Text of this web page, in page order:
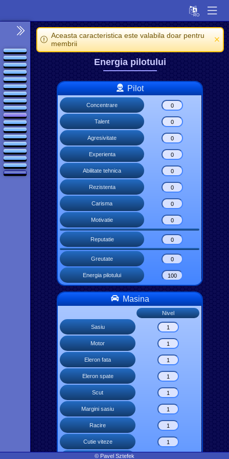
Aceasta caracteristica este valabila doar pentru
membrii
Energia pilotului
Pilot
Concentrare
Talent
Agresivitate
Experienta
Abilitate tehnica
Rezistenta
Carisma
Motivatie
Reputatie
Greutate
Energia pilotului
Masina
Nivel
Sasiu
Motor
Eleron fata
Eleron spate
Scut
Margini sasiu
Racire
Cutie viteze
© Pavel Sztefek